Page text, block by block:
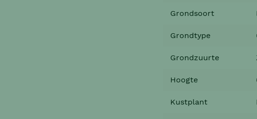
Grondsoort
Grondtype
Grondzuurte
Hoogte
Kustplant